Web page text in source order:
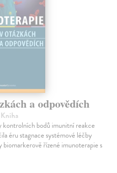
a odpovědích
bodů imunitní reakce
éru stagnace systémové léčby
řízené imunoterapie s